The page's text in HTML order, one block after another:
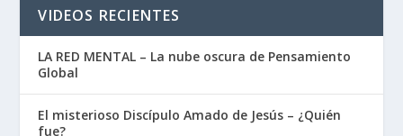
VIDEOS RECIENTES
LA RED MENTAL – La nube oscura de Pensamiento
Global
El misterioso Discípulo Amado de Jesús – ¿Quién
fue?